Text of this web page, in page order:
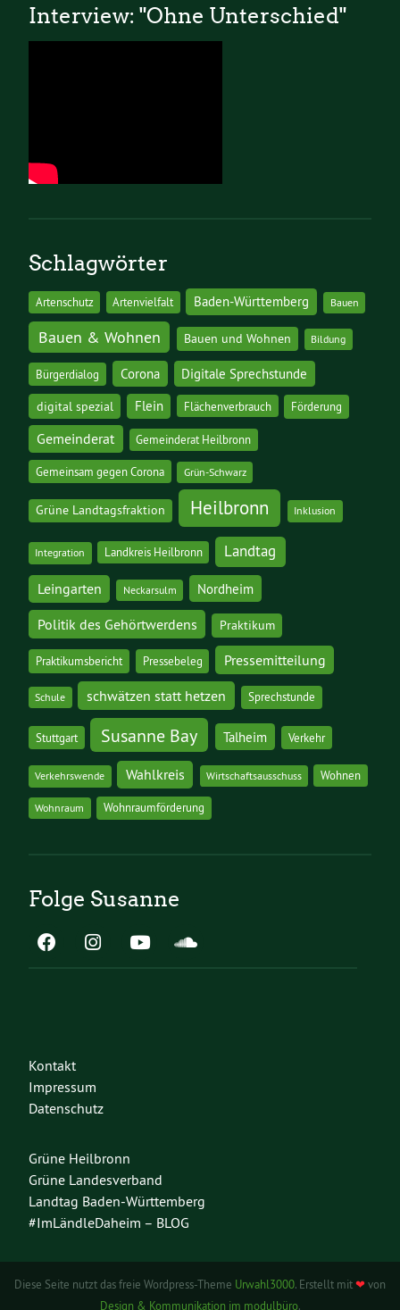
Interview: "Ohne Unterschied"
Schlagwörter
Artenschutz Artenvielfalt Baden-Württemberg Bauen
Bauen & Wohnen Bauen und Wohnen Bildung
Bürgerdialog Corona Digitale Sprechstunde
digital spezial Flein Flächenverbrauch Förderung
Gemeinderat Gemeinderat Heilbronn
Gemeinsam gegen Corona Grün-Schwarz
Grüne Landtagsfraktion Heilbronn Inklusion
Integration Landkreis Heilbronn Landtag
Leingarten Neckarsulm Nordheim
Politik des Gehörtwerdens Praktikum
Praktikumsbericht Pressebeleg Pressemitteilung
Schule schwätzen statt hetzen Sprechstunde
Stuttgart Susanne Bay Talheim Verkehr
Verkehrswende Wahlkreis Wirtschaftsausschuss Wohnen
Wohnraum Wohnraumförderung
Folge Susanne
Kontakt
Impressum
Datenschutz
Grüne Heilbronn
Grüne Landesverband
Landtag Baden-Württemberg
#ImLändleDaheim – BLOG
Diese Seite nutzt das freie Wordpress-Theme Urwahl3000. Erstellt mit❤ von
Design & Kommunikation im modulbüro.